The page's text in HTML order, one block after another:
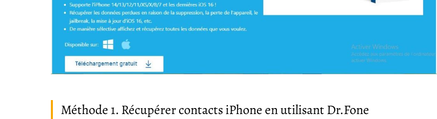
Méthode 1. Récupérer contacts iPhone en utilisant Dr.Fone